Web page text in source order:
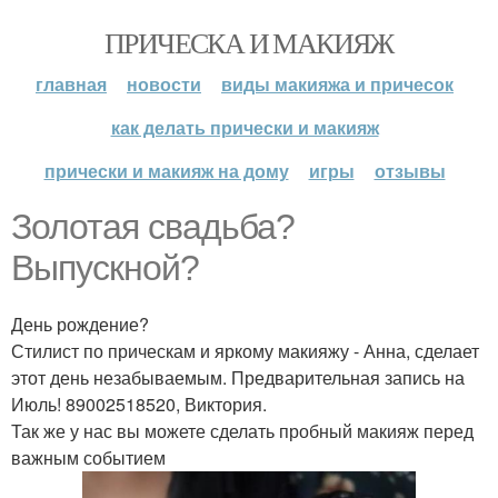
ПРИЧЕСКА И МАКИЯЖ
главная новости
виды макияжа и причесок
как делать прически и макияж
прически и макияж на дому
игры отзывы
Золотая свадьба?
Выпускной?
День рождение?
Стилист по прическам и яркому макияжу - Анна, сделает
этот день незабываемым. Предварительная запись на
Июль! 89002518520, Виктория.
Так же у нас вы можете сделать пробный макияж перед
важным событием